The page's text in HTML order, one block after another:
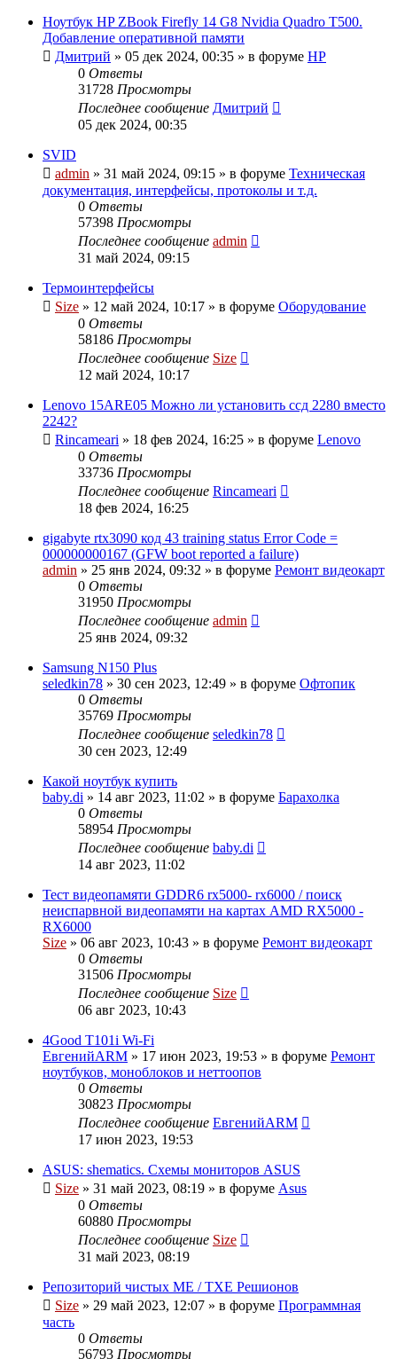
Ноутбук HP ZBook Firefly 14 G8 Nvidia Quadro T500.
Добавление оперативной памяти
Дмитрий » 05 дек 2024, 00:35 » в форуме HP
0 Ответы
31728 Просмотры
Последнее сообщение Дмитрий
05 дек 2024, 00:35
SVID
admin » 31 май 2024, 09:15 » в форуме Техническая
документация, интерфейсы, протоколы и т.д.
0 Ответы
57398 Просмотры
Последнее сообщение admin
31 май 2024, 09:15
Термоинтерфейсы
Size » 12 май 2024, 10:17 » в форуме Оборудование
0 Ответы
58186 Просмотры
Последнее сообщение Size
12 май 2024, 10:17
Lenovo 15ARE05 Можно ли установить ссд 2280 вместо
2242?
Rincameari » 18 фев 2024, 16:25 » в форуме Lenovo
0 Ответы
33736 Просмотры
Последнее сообщение Rincameari
18 фев 2024, 16:25
gigabyte rtx3090 код 43 training status Error Code =
000000000167 (GFW boot reported a failure)
admin » 25 янв 2024, 09:32 » в форуме Ремонт видеокарт
0 Ответы
31950 Просмотры
Последнее сообщение admin
25 янв 2024, 09:32
Samsung N150 Plus
seledkin78 » 30 сен 2023, 12:49 » в форуме Офтопик
0 Ответы
35769 Просмотры
Последнее сообщение seledkin78
30 сен 2023, 12:49
Какой ноутбук купить
baby.di » 14 авг 2023, 11:02 » в форуме Барахолка
0 Ответы
58954 Просмотры
Последнее сообщение baby.di
14 авг 2023, 11:02
Тест видеопамяти GDDR6 rx5000- rx6000 / поиск
неиспарвной видеопамяти на картах AMD RX5000 -
RX6000
Size » 06 авг 2023, 10:43 » в форуме Ремонт видеокарт
0 Ответы
31506 Просмотры
Последнее сообщение Size
06 авг 2023, 10:43
4Good T101i Wi-Fi
ЕвгенийARM » 17 июн 2023, 19:53 » в форуме Ремонт
ноутбуков, моноблоков и неттоопов
0 Ответы
30823 Просмотры
Последнее сообщение ЕвгенийARM
17 июн 2023, 19:53
ASUS: shematics. Схемы мониторов ASUS
Size » 31 май 2023, 08:19 » в форуме Asus
0 Ответы
60880 Просмотры
Последнее сообщение Size
31 май 2023, 08:19
Репозиторий чистых ME / TXE Решионов
Size » 29 май 2023, 12:07 » в форуме Программная
часть
0 Ответы
56793 Просмотры